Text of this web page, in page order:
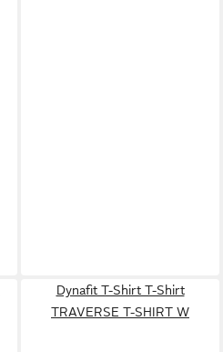
Dynafit T-Shirt T-Shirt
TRAVERSE T-SHIRT W